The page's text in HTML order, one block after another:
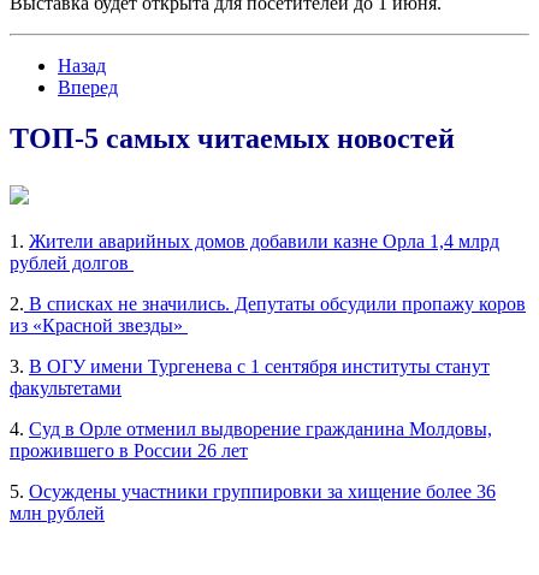
Назад
Вперед
ТОП-5 самых читаемых новостей
1. Жители аварийных домов добавили казне Орла 1,4 млрд
рублей долгов
2. В списках не значились. Депутаты обсудили пропажу коров
из «Красной звезды»
3. В ОГУ имени Тургенева с 1 сентября институты станут
факультетами
4. Суд в Орле отменил выдворение гражданина Молдовы,
прожившего в России 26 лет
5. Осуждены участники группировки за хищение более 36
млн рублей